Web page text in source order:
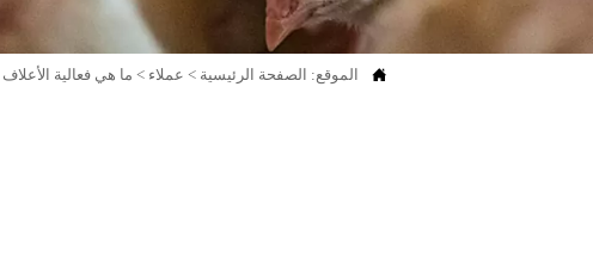
 الموقع: الصفحة الرئيسية > عملاء > ما هي فعالية